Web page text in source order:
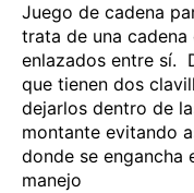
Juego de cadena
trata de una
enlazados entre sí.
que tienen dos
dejarlos dentro de
montante evitando
donde se engancha
manejo